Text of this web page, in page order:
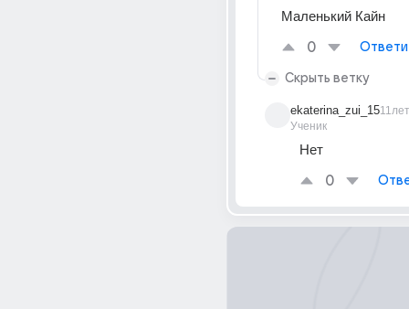
Маленький Кайн
0
Скрыть ветку
ekaterina_zui_15
Ученик
11лет
Нет
0